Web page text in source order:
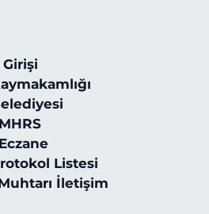
Listesi
İletişim